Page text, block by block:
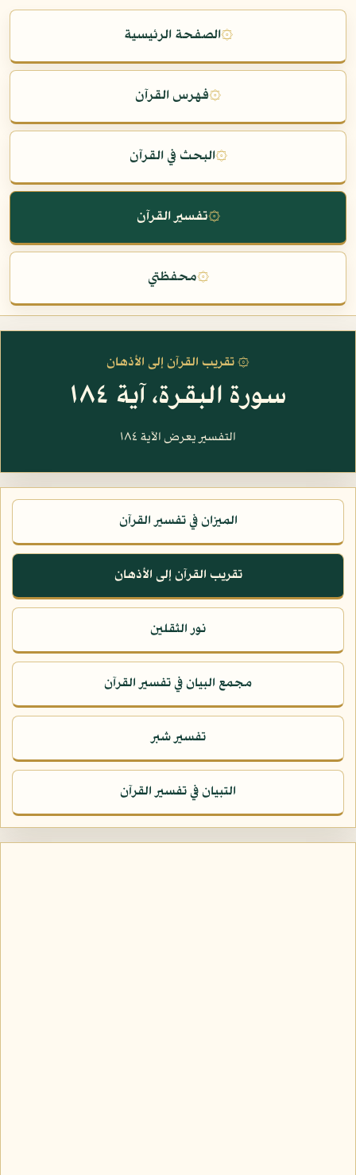
۞الصفحة الرئيسية
۞فهرس القرآن
۞البحث في القرآن
۞تفسير القرآن
۞محفظتي
۞ تقريب القرآن إلى الأذهان
سورة البقرة، آية ١٨٤
التفسير يعرض الآية ١٨٤
الميزان في تفسير القرآن
تقريب القرآن إلى الأذهان
نور الثقلين
مجمع البيان في تفسير القرآن
تفسير شبر
التبيان في تفسير القرآن